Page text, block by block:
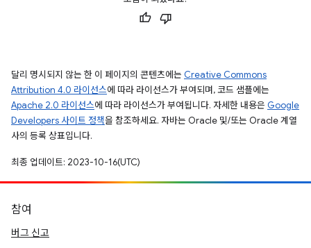
달리 명시되지 않는 한 이 페이지의 콘텐츠에는 Creative Commons
Attribution 4.0 라이선스에 따라 라이선스가 부여되며, 코드 샘플에는
Apache 2.0 라이선스에 따라 라이선스가 부여됩니다. 자세한 내용은 Google
Developers 사이트 정책을 참조하세요. 자바는 Oracle 및/또는 Oracle 계열
사의 등록 상표입니다.
최종 업데이트: 2023-10-16(UTC)
참여
버그 신고